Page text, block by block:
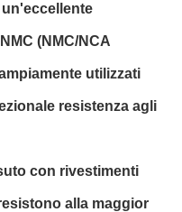
(NMC/NCA
utilizzati
resistenza agli
con rivestimenti
alla maggior